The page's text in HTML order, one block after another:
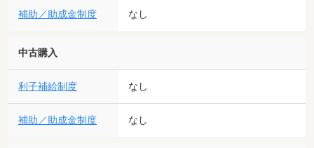
補助／助成金制度 なし
中古購入
利子補給制度 なし
補助／助成金制度 なし